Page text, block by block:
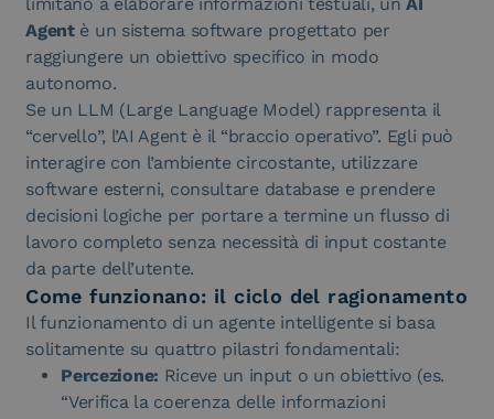
Agentè un sistema software progettato per
raggiungere un obiettivo specifico in modo
autonomo.
Se un LLM (Large Language Model) rappresenta il
“cervello”, l’AI Agent è il “braccio operativo”. Egli può
interagire con l’ambiente circostante, utilizzare
software esterni, consultare database e prendere
decisioni logiche per portare a termine un flusso di
lavoro completo senza necessità di input costante
da parte dell’utente.
Come funzionano: il ciclo del ragionamento
Il funzionamento di un agente intelligente si basa
solitamente su quattro pilastri fondamentali:
Percezione: Riceve un input o un obiettivo (es.
“Verifica la coerenza delle informazioni